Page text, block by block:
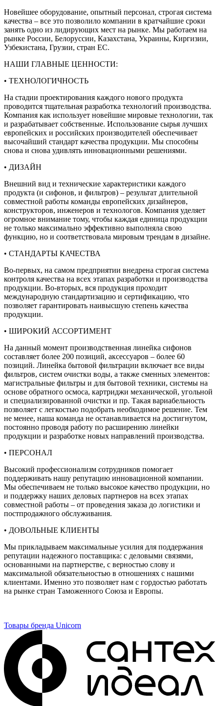
Новейшее оборудование, опытный персонал, строгая система
качества – все это позволило компании в кратчайшие сроки
занять одно из лидирующих мест на рынке. Мы работаем на
рынке России, Белоруссии, Казахстана, Украины, Киргизии,
Узбекистана, Грузии, стран ЕС.
НАШИ ГЛАВНЫЕ ЦЕННОСТИ:
• ТЕХНОЛОГИЧНОСТЬ
На стадии проектирования каждого нового продукта
проводится тщательная разработка технологий производства.
Компания как использует новейшие мировые технологии, так
и разрабатывает собственные. Использование сырья лучших
европейских и российских производителей обеспечивает
высочайший стандарт качества продукции. Мы способны
снова и снова удивлять инновационными решениями.
• ДИЗАЙН
Внешний вид и технические характеристики каждого
продукта (и сифонов, и фильтров) – результат длительной
совместной работы команды европейских дизайнеров,
конструкторов, инженеров и технологов. Компания уделяет
огромное внимание тому, чтобы каждая единица продукции
не только максимально эффективно выполняла свою
функцию, но и соответствовала мировым трендам в дизайне.
• СТАНДАРТЫ КАЧЕСТВА
Во-первых, на самом предприятии внедрена строгая система
контроля качества на всех этапах разработки и производства
продукции. Во-вторых, вся продукция проходит
международную стандартизацию и сертификацию, что
позволяет гарантировать наивысшую степень качества
продукции.
• ШИРОКИЙ АССОРТИМЕНТ
На данный момент производственная линейка сифонов
составляет более 200 позиций, аксессуаров – более 60
позиций. Линейка бытовой фильтрации включает все виды
фильтров, систем очистки воды, а также сменных элементов:
магистральные фильтры и для бытовой техники, системы на
основе обратного осмоса, картриджи механической, угольной
и специализированной очистки и пр. Такая вариабельность
позволяет с легкостью подобрать необходимое решение. Тем
не менее, наша команда не останавливается на достигнутом,
постоянно проводя работу по расширению линейки
продукции и разработке новых направлений производства.
• ПЕРСОНАЛ
Высокий профессионализм сотрудников помогает
поддерживать нашу репутацию инновационной компании.
Мы обеспечиваем не только высокое качество продукции, но
и поддержку наших деловых партнеров на всех этапах
совместной работы – от проведения заказа до логистики и
постпродажного обслуживания.
• ДОВОЛЬНЫЕ КЛИЕНТЫ
Мы прикладываем максимальные усилия для поддержания
репутации надежного поставщика: с деловыми связями,
основанными на партнерстве, с верностью слову и
максимальной обязательностью в отношениях с нашими
клиентами. Именно это позволяет нам с гордостью работать
на рынке стран Таможенного Союза и Европы.
Товары бренда Unicorn